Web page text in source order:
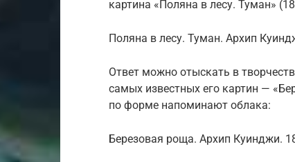
картина «Поляна в лесу. Туман»
Поляна в лесу. Туман. Архип
Ответ можно отыскать в
самых известных его картин —
по форме напоминают облака:
Березовая роща. Архип Куинджи.